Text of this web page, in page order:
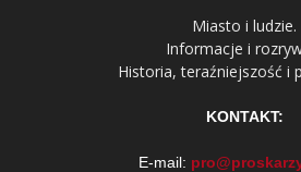
Miasto i ludzie.
Informacje i
Historia, teraźniejszość i
KONTAKT:
E-mail: